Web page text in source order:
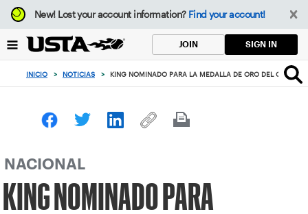
Enfoque
desde
botón
volver
principio
New!Lost your account information? Find your account!
JOIN SIGN IN
INICIO > NOTICIAS > KING NOMINADO PARA LA MEDALLA DE ORO DEL
NACIONAL
KING NOMINADO PARA